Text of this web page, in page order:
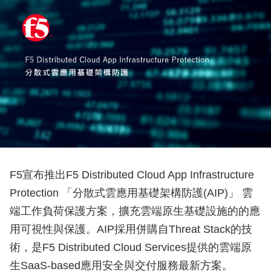
F5宣布推出F5 Distributed Cloud App Infrastructure
Protection 「分散式雲應用基礎架構防護(AIP)」 雲
端工作負荷保護方案，擴充雲端原生基礎設施的的應
用可視性與保護。AIP採用併購自Threat Stack的技
術，是F5 Distributed Cloud Services提供的雲端原
生SaaS-based應用安全與交付服務最新方案。